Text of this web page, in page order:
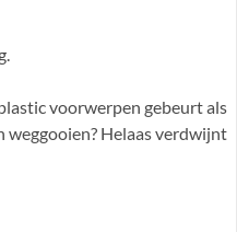
voorwerpen gebeurt als
weggooien? Helaas verdwijnt